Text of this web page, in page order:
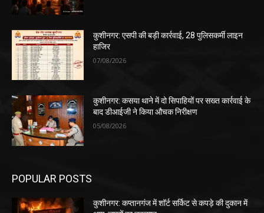
कुशीनगर: एसपी की बड़ी कार्रवाई, 28 पुलिसकर्मी लाइन
हाजिर
07/08/2026
कुशीनगर: कसया थाने में दो सिपाहियों पर सख्त कार्रवाई के
बाद डीआईजी ने किया औचक निरीक्षण
05/08/2026
POPULAR POSTS
कुशीनगर: कप्तानगंज में शॉर्ट सर्किट से कपड़े की दुकान में